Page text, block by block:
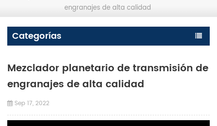
engranajes de alta calidad
Categorías
Mezclador planetario de transmisión de
engranajes de alta calidad
Sep 17, 2022